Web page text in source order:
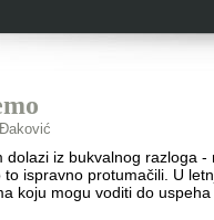
dolazi iz bukvalnog razloga
ispravno protumačili. U
koju mogu voditi do